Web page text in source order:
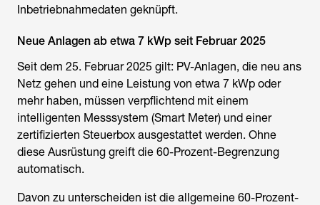
Inbetriebnahmedaten geknüpft.
Neue Anlagen ab etwa 7 kWp seit Februar 2025
Seit dem 25. Februar 2025 gilt: PV-Anlagen, die neu ans
Netz gehen und eine Leistung von etwa 7 kWp oder
mehr haben, müssen verpflichtend mit einem
intelligenten Messsystem (Smart Meter) und einer
zertifizierten Steuerbox ausgestattet werden. Ohne
diese Ausrüstung greift die 60-Prozent-Begrenzung
automatisch.
Davon zu unterscheiden ist die allgemeine 60-Prozent-